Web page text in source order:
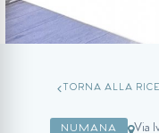
TORNA ALLA
NUMANA Via